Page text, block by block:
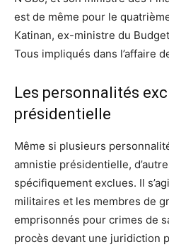
est de même pour le
Katinan, ex-ministre du
Tous impliqués dans l’affaire
Les personnalités
présidentielle
Même si plusieurs
amnistie présidentielle,
spécifiquement exclues. Il
militaires et les membres de
emprisonnés pour crimes de
procès devant une juridiction